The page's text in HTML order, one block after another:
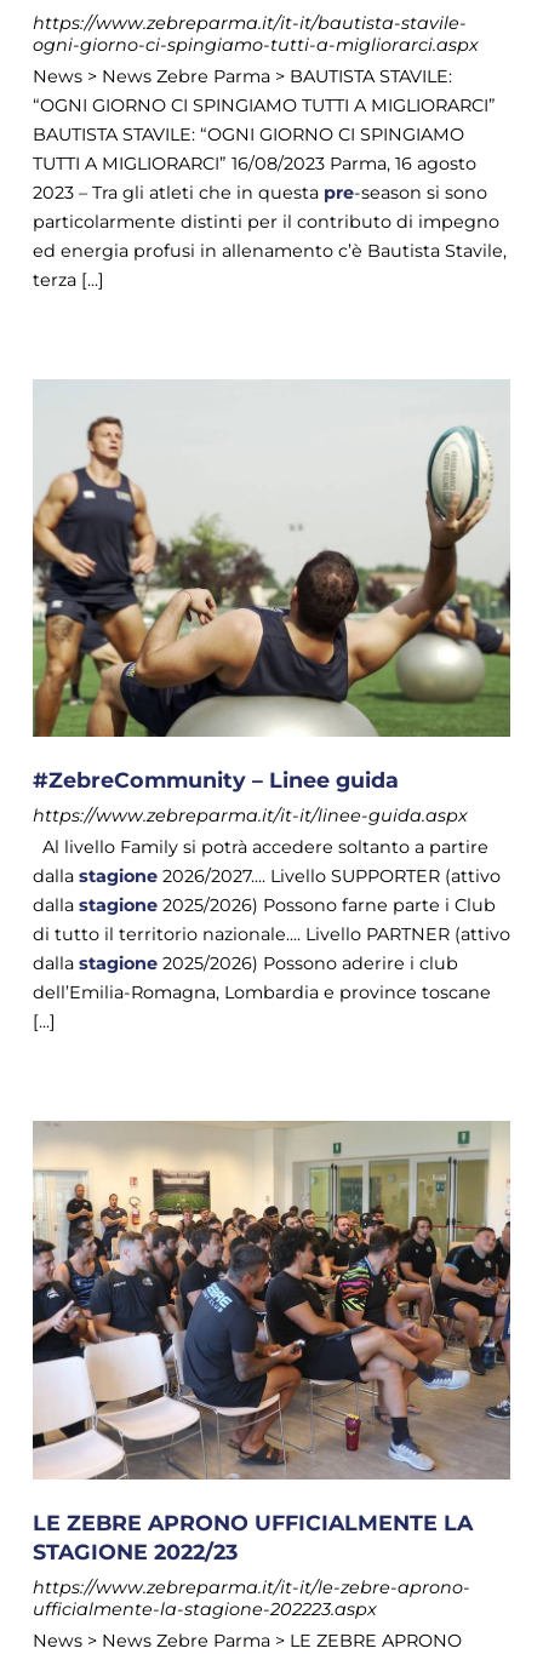
https://www.zebreparma.it/it-it/bautista-stavile-
ogni-giorno-ci-spingiamo-tutti-a-migliorarci.aspx
News > News Zebre Parma > BAUTISTA STAVILE:
“OGNI GIORNO CI SPINGIAMO TUTTI A MIGLIORARCI”
BAUTISTA STAVILE: “OGNI GIORNO CI SPINGIAMO
TUTTI A MIGLIORARCI” 16/08/2023 Parma, 16 agosto
2023 – Tra gli atleti che in questa pre-season si sono
particolarmente distinti per il contributo di impegno
ed energia profusi in allenamento c’è Bautista Stavile,
terza [...]
#ZebreCommunity – Linee guida
https://www.zebreparma.it/it-it/linee-guida.aspx
Al livello Family si potrà accedere soltanto a partire
dalla stagione2026/2027.... Livello SUPPORTER (attivo
dalla stagione2025/2026) Possono farne parte i Club
di tutto il territorio nazionale.... Livello PARTNER (attivo
dalla stagione2025/2026) Possono aderire i club
dell’Emilia-Romagna, Lombardia e province toscane
[...]
LE ZEBRE APRONO UFFICIALMENTE LA
STAGIONE 2022/23
https://www.zebreparma.it/it-it/le-zebre-aprono-
ufficialmente-la-stagione-202223.aspx
News > News Zebre Parma > LE ZEBRE APRONO